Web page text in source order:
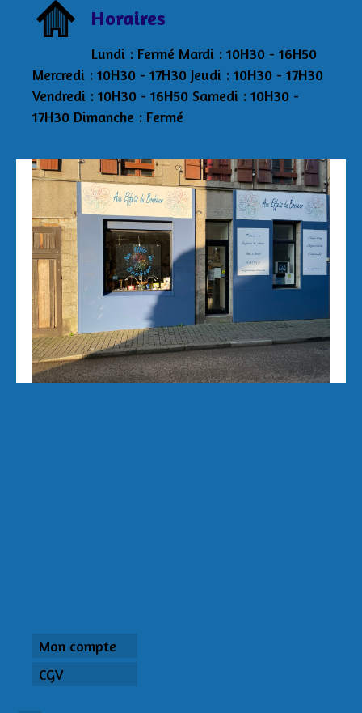
Horaires
Lundi : Fermé Mardi : 10H30 - 16H50
Mercredi : 10H30 - 17H30 Jeudi : 10H30 - 17H30
Vendredi : 10H30 - 16H50 Samedi : 10H30 -
17H30 Dimanche : Fermé
Aux Effets du Bonheur Laetitia Pertriaux 3 rue
de la Tour 29870 Lannilis 06/43/34/20/40
auxeffetsdubonheur@kmel.bzh
Mon compte
CGV